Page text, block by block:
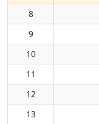
8
9
10
11
12
13